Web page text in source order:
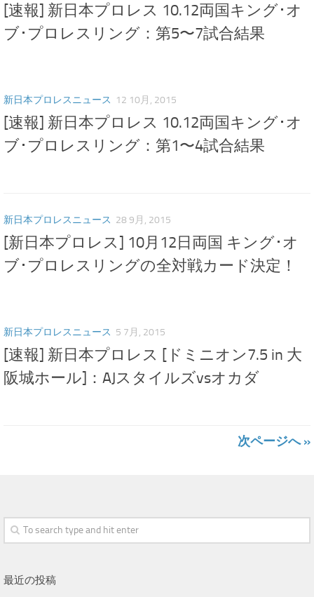
[速報] 新日本プロレス 10.12両国キング･オ
ブ･プロレスリング：第5〜7試合結果
新日本プロレスニュース 12 10月, 2015
[速報] 新日本プロレス 10.12両国キング･オ
ブ･プロレスリング：第1〜4試合結果
新日本プロレスニュース 28 9月, 2015
[新日本プロレス] 10月12日両国 キング･オ
ブ･プロレスリングの全対戦カード決定！
新日本プロレスニュース 5 7月, 2015
[速報] 新日本プロレス [ドミニオン7.5 in 大
阪城ホール]：AJスタイルズvsオカダ
次ページへ »
最近の投稿